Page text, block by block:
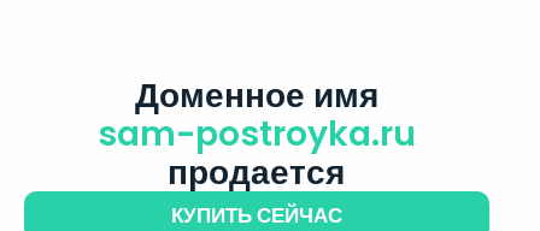
Доменное имя
sam-postroyka.ru
продается
КУПИТЬ СЕЙЧАС